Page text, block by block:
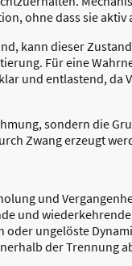
ohne dass sie aktiv
kann dieser
Für eine
und entlastend, da
sondern die
Zwang erzeugt
und
und
ungelöste
der Trennung